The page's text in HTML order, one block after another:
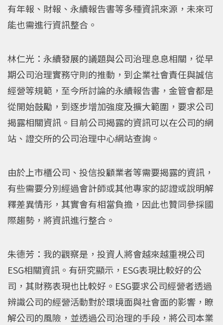
有年報、財報、永續報告書等多種資訊來源，未來可
能也需進行資訊整合。
林仁光：永續發展的議題與公司治理息息相關，從早
期公司治理實務守則的推動，到企業社會責任與誠信
經營等規範，至今所討論的永續報告書，金管會都是
從開始鼓勵，到逐步增加強度及擴大範圍，要求公司
揭露相關資訊。目前公司揭露的資訊可以在公司的網
站、證交所的公司治理中心網站查詢。
由於上市櫃公司、投信投顧業者等需要揭露的資訊，
有些需要分別經過會計師或其他專家的認證或說明解
釋差異情形，其實會有相當負擔，因此也贊同參採國
際趨勢，將資訊進行整合。
朱德芳：我的觀察是，投資人將會越來越重視公司
ESG相關資訊。有研究顯示，ESG表現比較好的公
司，其財務表現也比較好。ESG要求公司經營者透過
辨識公司的經營活動對於環境面與社會面的影響，瞭
解公司的風險，並透過公司治理的手段，將公司本業